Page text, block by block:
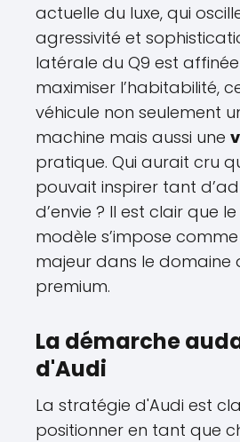
actuelle du luxe, qui
agressivité et
latérale du Q9 est
maximiser l’habitabilité,
véhicule non seulement
machine mais aussi une
pratique. Qui aurait cru
pouvait inspirer tant
d’envie ? Il est clair que
modèle s’impose
majeur dans le domaine
premium.
La démarche
d'Audi
La stratégie d'Audi est
positionner en tant que